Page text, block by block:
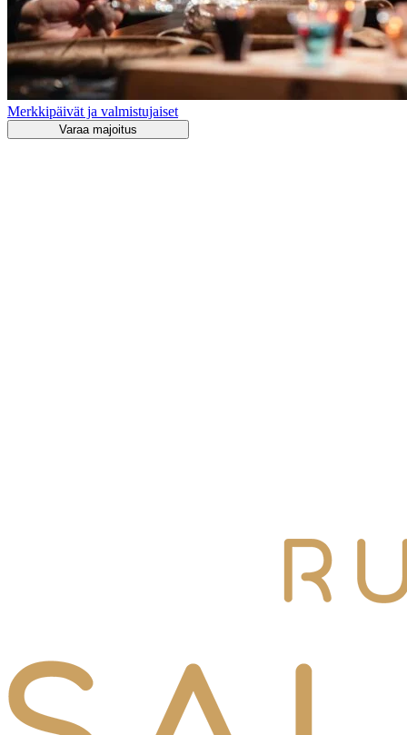
Merkkipäivät ja valmistujaiset
Varaa majoitus